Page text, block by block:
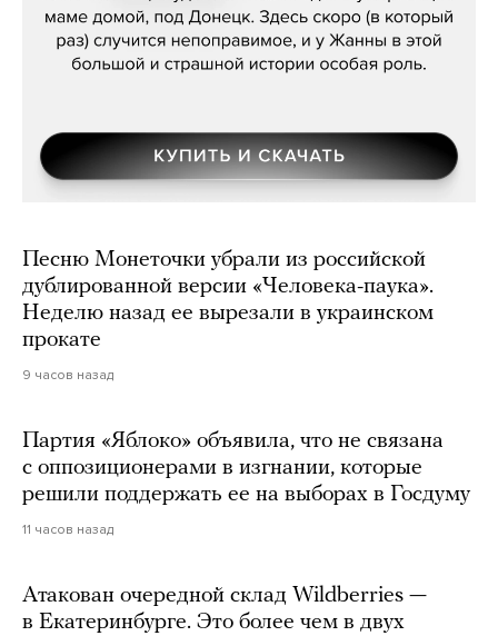
Песню Монеточки убрали из российской
дублированной версии «Человека-паука».
Неделю назад ее вырезали в украинском
прокате
9 часов назад
Партия «Яблоко» объявила, что не связана
с оппозиционерами в изгнании, которые
решили поддержать ее на выборах в Госдуму
11 часов назад
Атакован очередной склад Wildberries —
в Екатеринбурге. Это более чем в двух